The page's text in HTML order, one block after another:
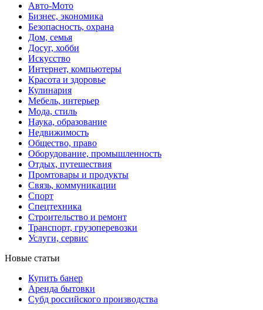
Авто-Мото
Бизнес, экономика
Безопасность, охрана
Дом, семья
Досуг, хобби
Искусство
Интернет, компьютеры
Красота и здоровье
Кулинария
Мебель, интерьер
Мода, стиль
Наука, образование
Недвижимость
Общество, право
Оборудование, промышленность
Отдых, путешествия
Промтовары и продукты
Связь, коммуникации
Спорт
Спецтехника
Строительство и ремонт
Транспорт, грузоперевозки
Услуги, сервис
Новые статьи
Купить банер
Аренда бытовки
Субд российского производства